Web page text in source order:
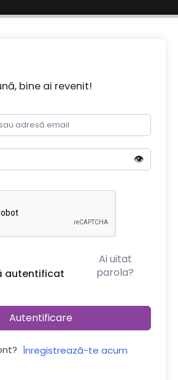
bine ai revenit!
👁️
autentificat
Ai uitat
parola?
Autentificare
Înregistrează-te acum